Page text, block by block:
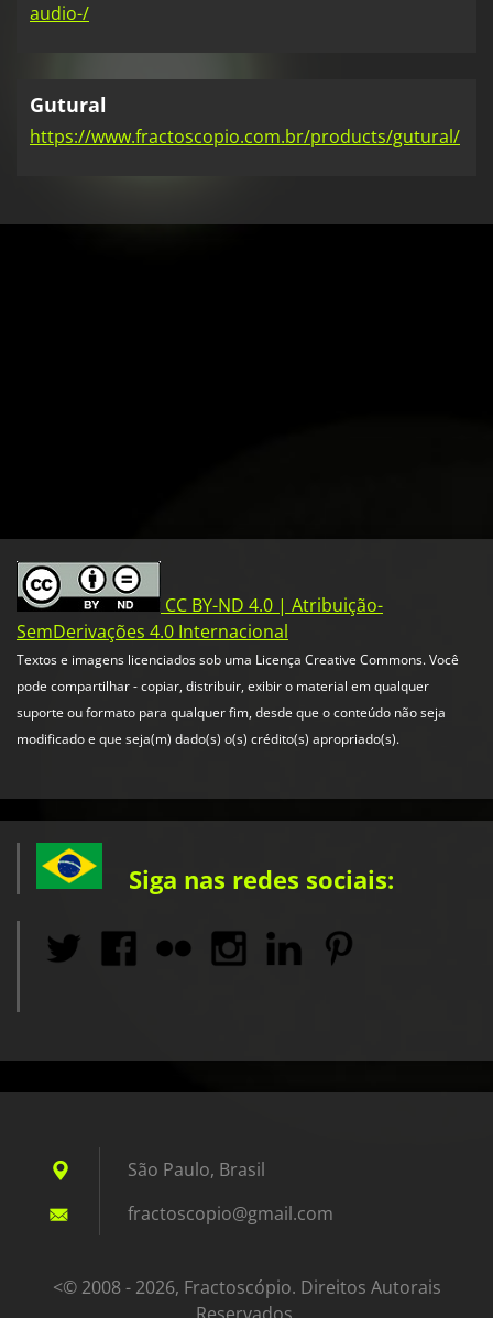
audio-/
Gutural
https://www.fractoscopio.com.br/products/gutural/
CC BY-ND 4.0 | Atribuição-
SemDerivações 4.0 Internacional
Textos e imagens licenciados sob uma Licença Creative Commons. Você
pode compartilhar - copiar, distribuir, exibir o material em qualquer
suporte ou formato para qualquer fim, desde que o conteúdo não seja
modificado e que seja(m) dado(s) o(s) crédito(s) apropriado(s).
Siga nas redes sociais:
São Paulo, Brasil
fractoscopio@gmail.com
<© 2008 - 2026, Fractoscópio. Direitos Autorais